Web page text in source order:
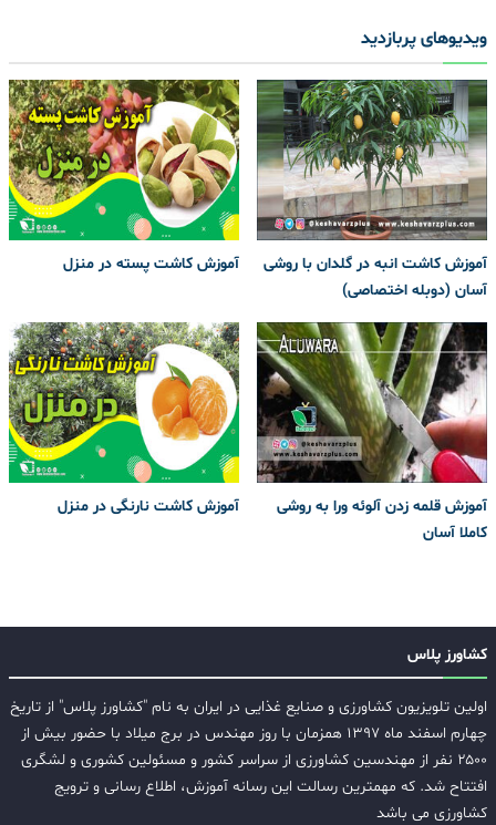
ویدیوهای پربازدید
آموزش کاشت انبه در گلدان با روشی
آسان (دوبله اختصاصی)
آموزش کاشت پسته در منزل
آموزش قلمه زدن آلوئه ورا به روشی
کاملا آسان
آموزش کاشت نارنگی در منزل
کشاورز پلاس
اولین تلویزیون کشاورزی و صنایع غذایی در ایران به نام "کشاورز پلاس" از تاریخ
چهارم اسفند ماه ۱۳۹۷ همزمان با روز مهندس در برج میلاد با حضور بیش از
۲۵۰۰ نفر از مهندسین کشاورزی از سراسر کشور و مسئولین کشوری و لشگری
افتتاح شد. که مهمترین رسالت این رسانه آموزش، اطلاع رسانی و ترویج
کشاورزی می باشد